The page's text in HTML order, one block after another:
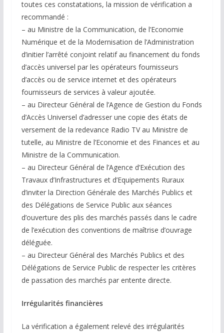
toutes ces constatations, la mission de vérification a
recommandé :
– au Ministre de la Communication, de l’Economie
Numérique et de la Modernisation de l’Administration
d’initier l’arrêté conjoint relatif au financement du fonds
d’accès universel par les opérateurs fournisseurs
d’accès ou de service internet et des opérateurs
fournisseurs de services à valeur ajoutée.
– au Directeur Général de l’Agence de Gestion du Fonds
d’Accès Universel d’adresser une copie des états de
versement de la redevance Radio TV au Ministre de
tutelle, au Ministre de l’Economie et des Finances et au
Ministre de la Communication.
– au Directeur Général de l’Agence d’Exécution des
Travaux d’Infrastructures et d’Equipements Ruraux
d’inviter la Direction Générale des Marchés Publics et
des Délégations de Service Public aux séances
d’ouverture des plis des marchés passés dans le cadre
de l’exécution des conventions de maîtrise d’ouvrage
déléguée.
– au Directeur Général des Marchés Publics et des
Délégations de Service Public de respecter les critères
de passation des marchés par entente directe.
Irrégularités financières
La vérification a également relevé des irrégularités